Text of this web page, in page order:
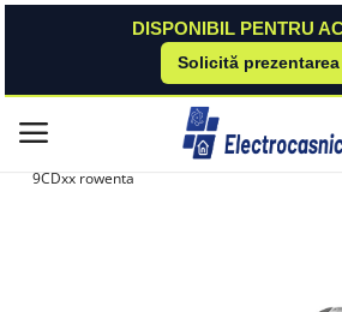
DISPONIBIL PENTRU
Solicită
Meniu principal
Accesorii
Baterie Rowenta ZR009709 25 2V Lithium-Ion
compatibila cu aspiratorul Rowenta X-Force
9CDxx rowenta